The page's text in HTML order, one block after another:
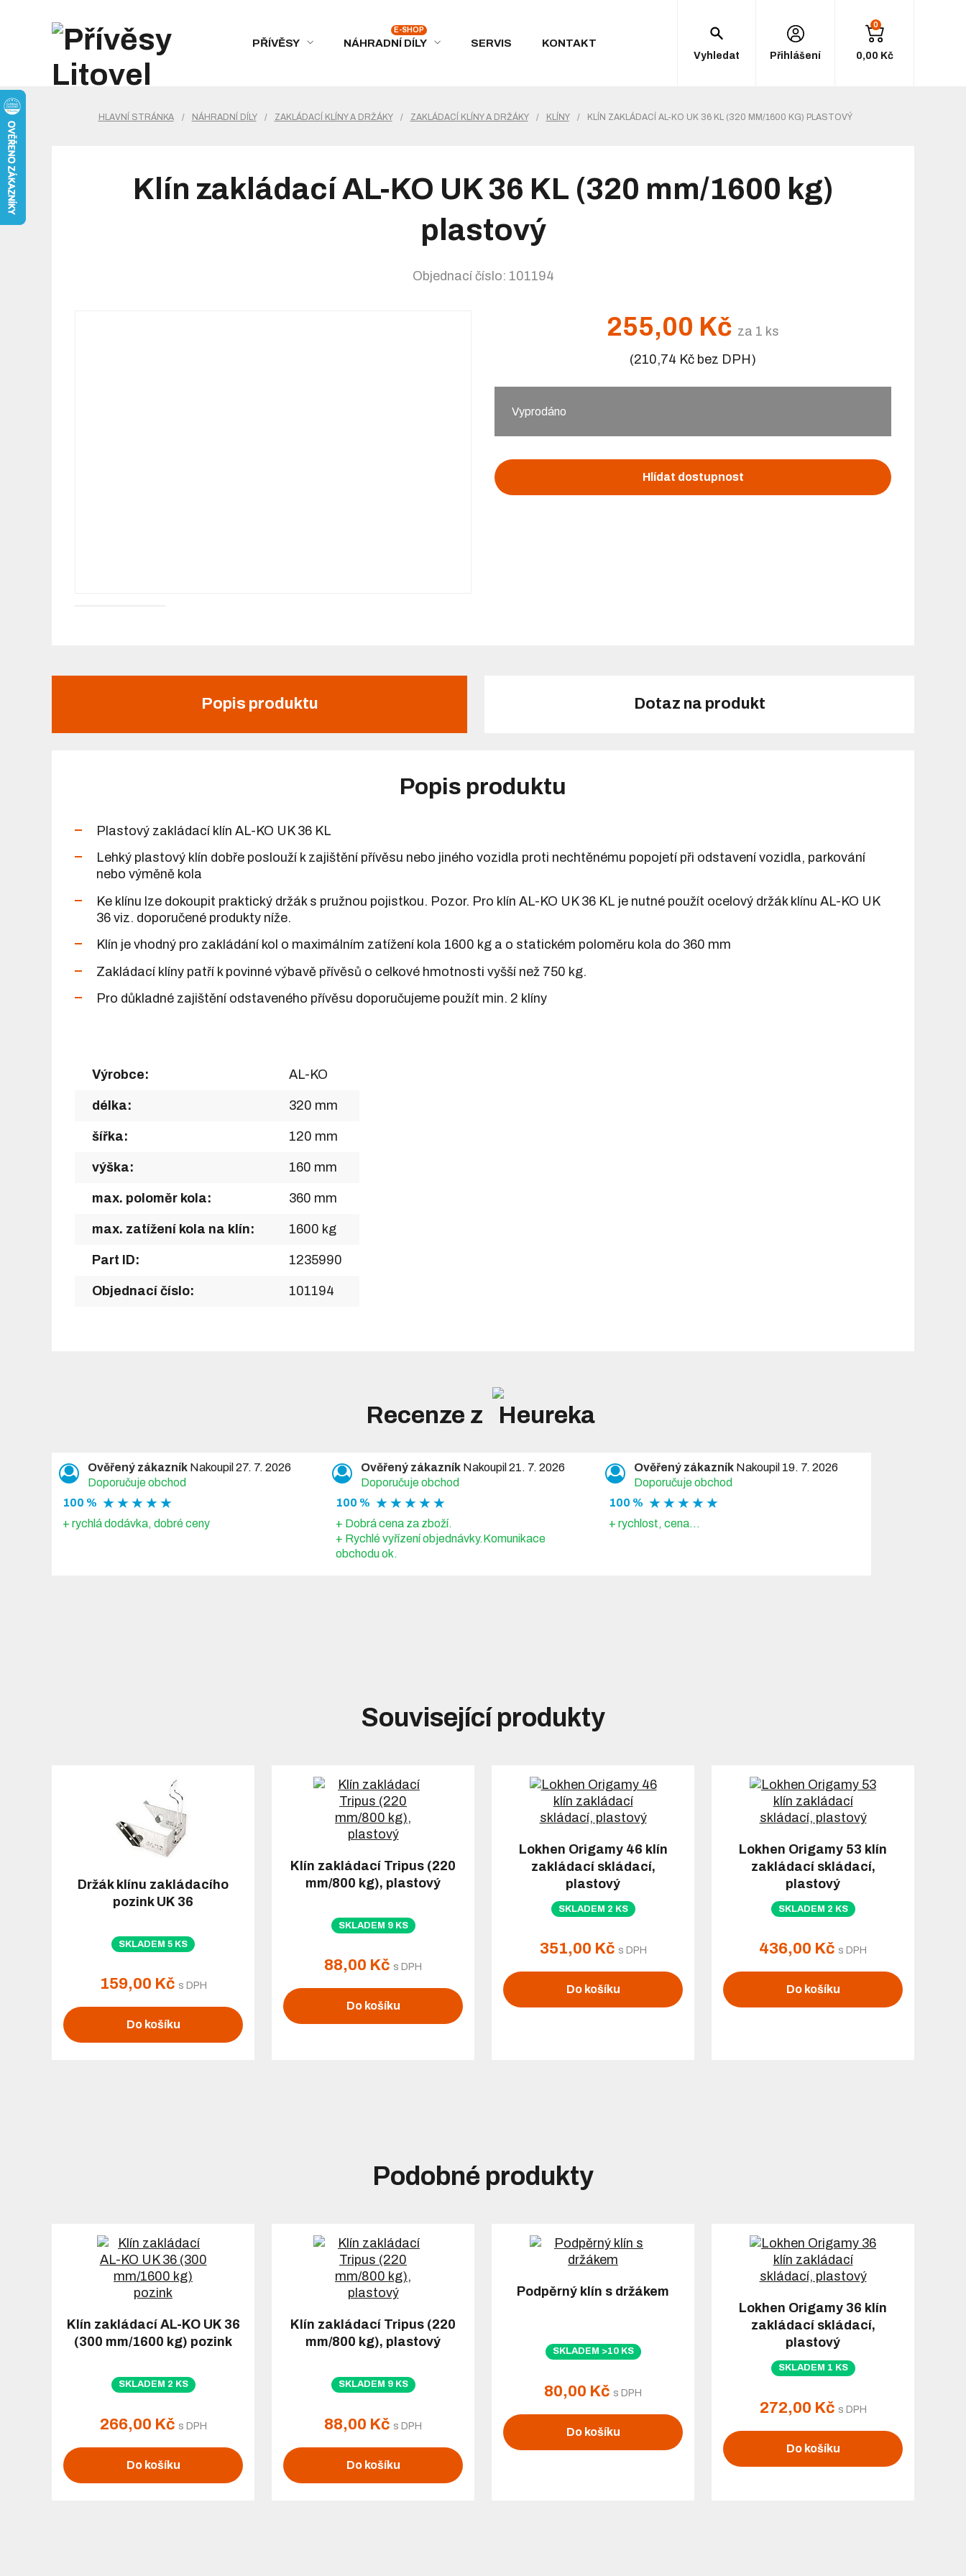
PŘÍVĚSY NÁHRADNÍ DÍLY SERVIS KONTAKT
Vyhledat Přihlášení
0
0,00 Kč
HLAVNÍ STRÁNKA / NÁHRADNÍ DÍLY / ZAKLÁDACÍ KLÍNY A DRŽÁKY / ZAKLÁDACÍ KLÍNY A DRŽÁKY / KLÍNY / KLÍN ZAKLÁDACÍ AL-KO UK 36 KL (320 MM/1600 KG) PLASTOVÝ
Klín zakládací AL-KO UK 36 KL (320 mm/1600 kg)
plastový
Objednací číslo: 101194
255,00 Kč za 1 ks
(210,74 Kč bez DPH)
Vyprodáno
Hlídat dostupnost
Popis produktu Dotaz na produkt
Popis produktu
Plastový zakládací klín AL-KO UK 36 KL
Lehký plastový klín dobře poslouží k zajištění přívěsu nebo jiného vozidla proti nechtěnému popojetí při odstavení vozidla, parkování
nebo výměně kola
Ke klínu lze dokoupit praktický držák s pružnou pojistkou. Pozor. Pro klín AL-KO UK 36 KL je nutné použít ocelový držák klínu AL-KO UK
36 viz. doporučené produkty níže.
Klín je vhodný pro zakládání kol o maximálním zatížení kola 1600 kg a o statickém poloměru kola do 360 mm
Zakládací klíny patří k povinné výbavě přívěsů o celkové hmotnosti vyšší než 750 kg.
Pro důkladné zajištění odstaveného přívěsu doporučujeme použít min. 2 klíny
Výrobce: AL-KO
délka: 320 mm
šířka: 120 mm
výška: 160 mm
max. poloměr kola: 360 mm
max. zatížení kola na klín: 1600 kg
Part ID: 1235990
Objednací číslo: 101194
Recenze z
Ověřený zákazník Nakoupil 27. 7. 2026
Doporučuje obchod
100 % ★ ★ ★ ★ ★
+ rychlá dodávka, dobré ceny
Ověřený zákazníkNakoupil 21. 7. 2026
Doporučuje obchod
100 % ★ ★ ★ ★ ★
+ Dobrá cena za zboží.
+ Rychlé vyřízení objednávky.Komunikace
obchodu ok.
Ověřený zákazníkNakoupil 19. 7. 2026
Doporučuje obchod
100 % ★ ★ ★ ★ ★
+ rychlost, cena...
Související produkty
Držák klínu zakládacího
pozink UK 36
SKLADEM 5 KS
159,00 Kč s DPH
Do košíku
Klín zakládací Tripus (220
mm/800 kg), plastový
SKLADEM 9 KS
88,00 Kč s DPH
Do košíku
Lokhen Origamy 46 klín
zakládací skládací,
plastový
SKLADEM 2 KS
351,00 Kč s DPH
Do košíku
Lokhen Origamy 53 klín
zakládací skládací,
plastový
SKLADEM 2 KS
436,00 Kč s DPH
Do košíku
Podobné produkty
Klín zakládací AL-KO UK 36
(300 mm/1600 kg) pozink
SKLADEM 2 KS
266,00 Kč s DPH
Do košíku
Klín zakládací Tripus (220
mm/800 kg), plastový
SKLADEM 9 KS
88,00 Kč s DPH
Do košíku
Podpěrný klín s držákem
SKLADEM >10 KS
80,00 Kč s DPH
Do košíku
Lokhen Origamy 36 klín
zakládací skládací,
plastový
SKLADEM 1 KS
272,00 Kč s DPH
Do košíku